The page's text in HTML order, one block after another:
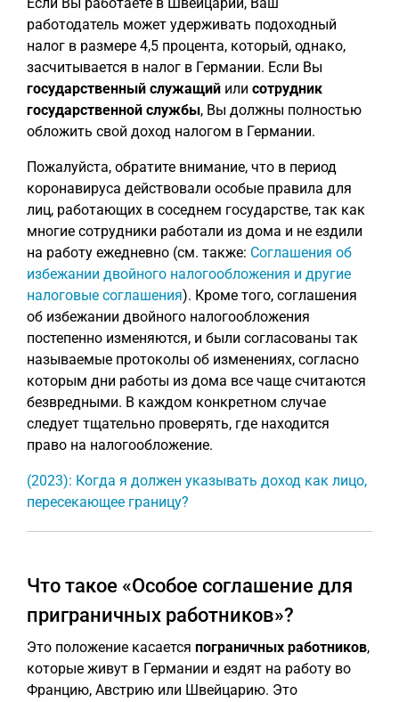
работодатель может удерживать подоходный
налог в размере 4,5 процента, который, однако,
засчитывается в налог в Германии. Если Вы
государственный служащий или сотрудник
государственной службы, Вы должны полностью
обложить свой доход налогом в Германии.
Пожалуйста, обратите внимание, что в период
коронавируса действовали особые правила для
лиц, работающих в соседнем государстве, так как
многие сотрудники работали из дома и не ездили
на работу ежедневно (см. также: Соглашения об
избежании двойного налогообложения и другие
налоговые соглашения). Кроме того, соглашения
об избежании двойного налогообложения
постепенно изменяются, и были согласованы так
называемые протоколы об изменениях, согласно
которым дни работы из дома все чаще считаются
безвредными. В каждом конкретном случае
следует тщательно проверять, где находится
право на налогообложение.
(2023): Когда я должен указывать доход как лицо,
пересекающее границу?
Что такое «Особое соглашение для
приграничных работников»?
Это положение касается пограничных работников,
которые живут в Германии и ездят на работу во
Францию, Австрию или Швейцарию. Это